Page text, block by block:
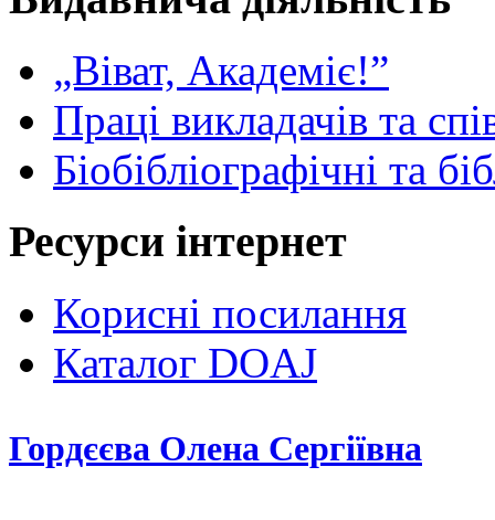
„Віват, Академіє!”
Праці викладачів та
Біобібліографічні та
Ресурси інтернет
Корисні посилання
Каталог DOAJ
Гордєєва Олена Сергіївна